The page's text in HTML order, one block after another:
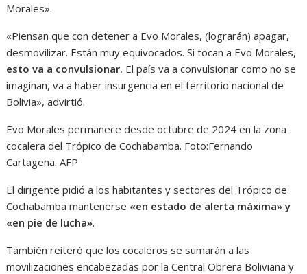
Morales».
«Piensan que con detener a Evo Morales, (lograrán) apagar,
desmovilizar. Están muy equivocados. Si tocan a Evo Morales,
esto va a convulsionar. El país va a convulsionar como no se
imaginan, va a haber insurgencia en el territorio nacional de
Bolivia», advirtió.
Evo Morales permanece desde octubre de 2024 en la zona
cocalera del Trópico de Cochabamba. Foto:Fernando
Cartagena. AFP
El dirigente pidió a los habitantes y sectores del Trópico de
Cochabamba mantenerse «en estado de alerta máxima» y
«en pie de lucha».
También reiteró que los cocaleros se sumarán a las
movilizaciones encabezadas por la Central Obrera Boliviana y